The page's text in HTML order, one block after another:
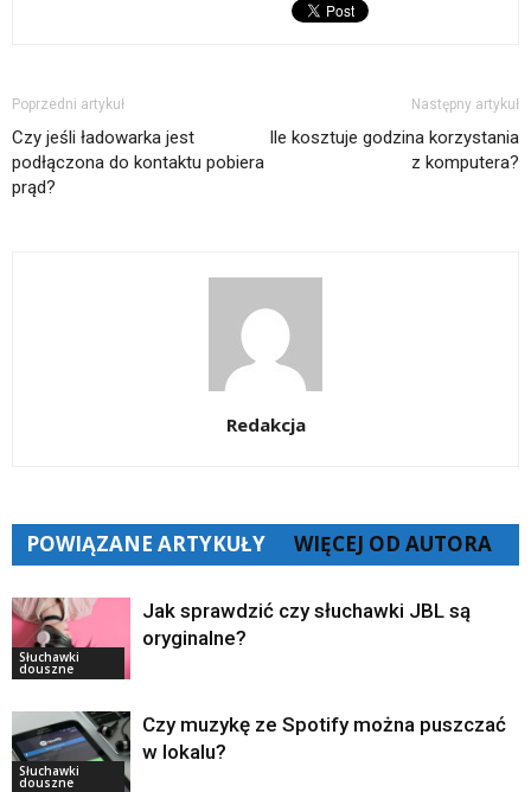
Poprzedni artykuł
Czy jeśli ładowarka jest
podłączona do kontaktu pobiera
prąd?
Następny artykuł
Ile kosztuje godzina korzystania
z komputera?
Redakcja
POWIĄZANE ARTYKUŁY WIĘCEJ OD AUTORA
Słuchawki
douszne
Jak sprawdzić czy słuchawki JBL są
oryginalne?
Słuchawki
douszne
Czy muzykę ze Spotify można puszczać
w lokalu?